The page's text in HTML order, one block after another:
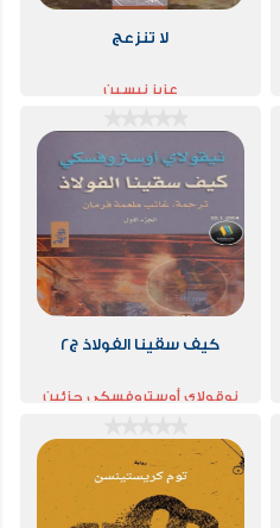
لا تنزعج
عزيز نيسين
كيف سقينا الفولاذ ج2
نوقولاي أوستروفسكي جزئين